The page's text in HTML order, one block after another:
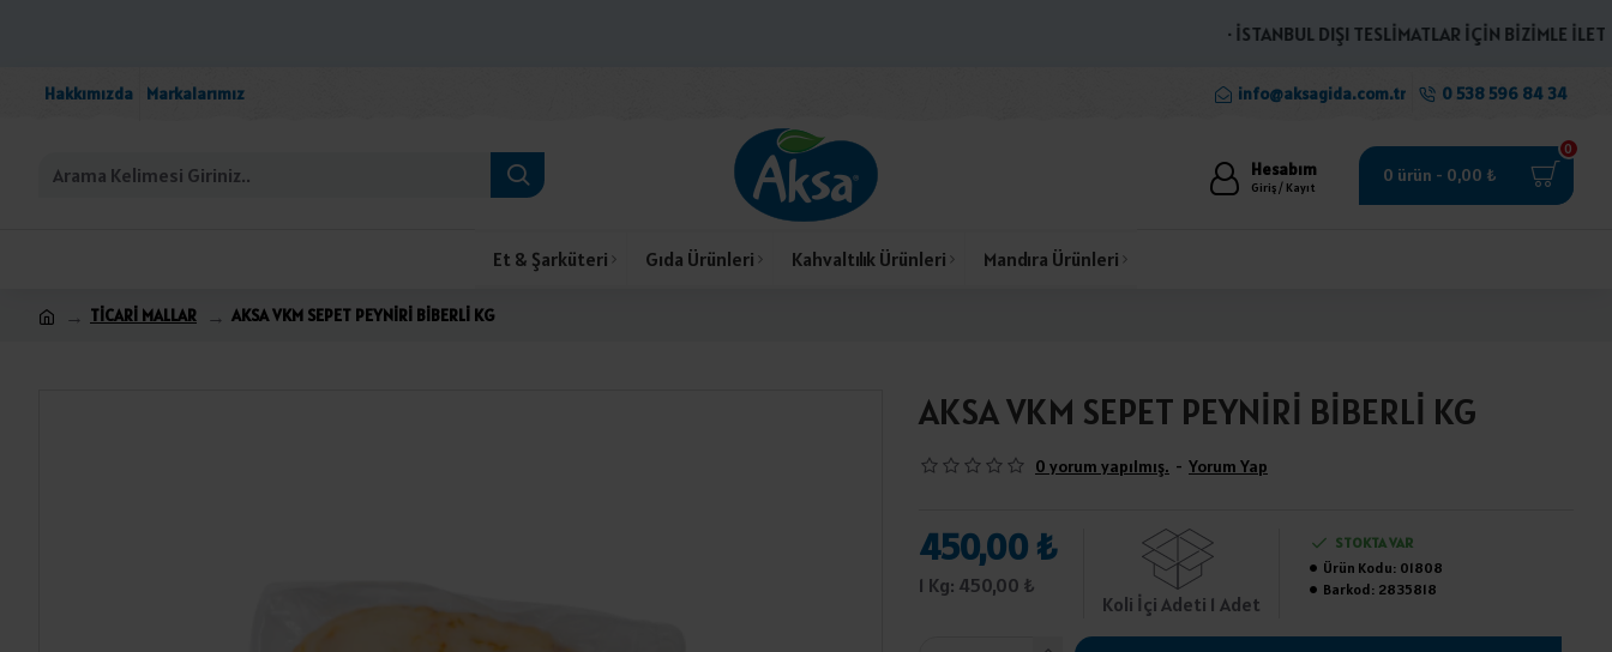
· İSTANBUL DIŞI TESLİMATLAR İÇİN BİZİMLE
Hakkımızda Markalarımız info@aksagida.com.tr 0 538 596 84 34
Hesabım
Giriş / Kayıt
0 ürün - 0,00 ₺
0
Et & Şarküteri Gıda Ürünleri Kahvaltılık Ürünleri Mandıra Ürünleri
TİCARİ MALLAR AKSA VKM SEPET PEYNİRİ BİBERLİ KG
AKSA VKM SEPET PEYNİRİ BİBERLİ KG
0 yorum yapılmış. - Yorum Yap
450,00 ₺
1 Kg: 450,00 ₺
Koli İçi Adeti 1 Adet
STOKTA VAR
Ürün Kodu: 01808
Barkod: 2835818